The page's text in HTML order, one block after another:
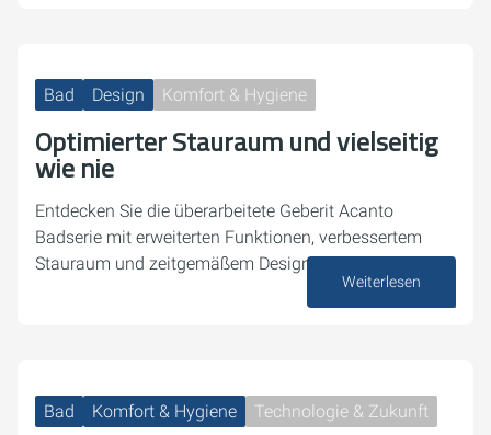
Bad Design Komfort & Hygiene
Optimierter Stauraum und vielseitig
wie nie
Entdecken Sie die überarbeitete Geberit Acanto
Badserie mit erweiterten Funktionen, verbessertem
Stauraum und zeitgemäßem Design.
Weiterlesen
Bad Komfort & Hygiene Technologie & Zukunft